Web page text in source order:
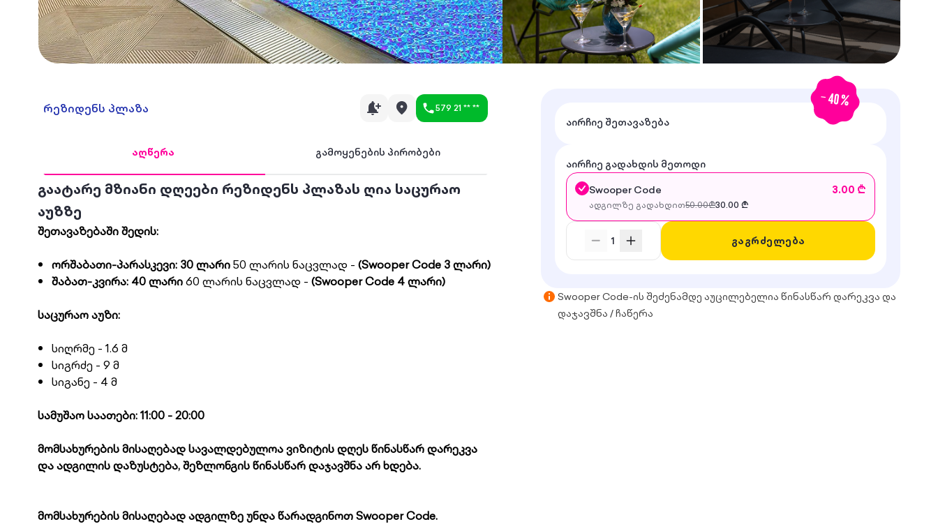
რეზიდენს პლაზა 579 21 ** **
აღწერა გამოყენების პირობები
გაატარე მზიანი დღეები რეზიდენს პლაზას ღია საცურაო
აუზზე
შეთავაზებაში შედის:
ორშაბათი-პარასკევი: 30 ლარი50 ლარის ნაცვლად - (Swooper Code 3 ლარი)
შაბათ-კვირა: 40 ლარი60 ლარის ნაცვლად - (Swooper Code 4 ლარი)
საცურაო აუზი:
სიღრმე - 1.6 მ
სიგრძე - 9 მ
სიგანე - 4 მ
სამუშაო საათები: 11:00 - 20:00
მომსახურების მისაღებად სავალდებულოა ვიზიტის დღეს წინასწარ დარეკვა
და ადგილის დაზუსტება, შეზლონგის წინასწარ დაჯავშნა არ ხდება.
მომსახურების მისაღებად ადგილზე უნდა წარადგინოთ Swooper Code.
-40%
აირჩიე შეთავაზება
აირჩიე გადახდის მეთოდი
Swooper Code
3.00 ₾
ადგილზე გადახდით50.00₾30.00 ₾
1 გაგრძელება
Swooper Code-ის შეძენამდე აუცილებელია წინასწარ დარეკვა და
დაჯავშნა / ჩაწერა